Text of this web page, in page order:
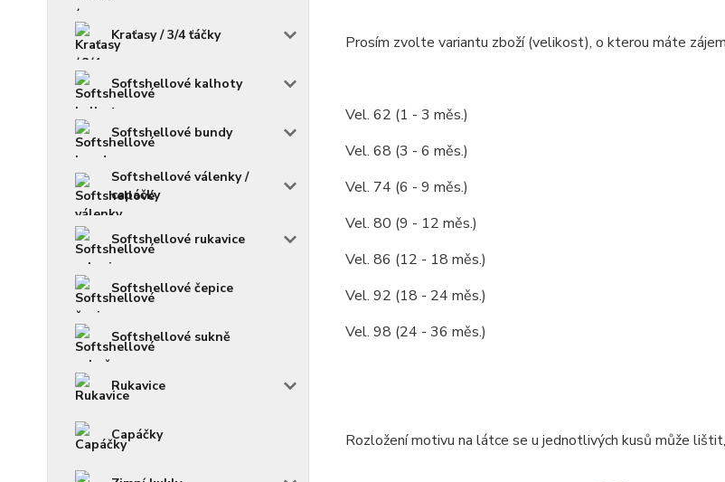
Kraťasy / 3/4 ťáčky
Softshellové kalhoty
Softshellové bundy
Softshellové válenky /
capáčky
Softshellové rukavice
Softshellové čepice
Softshellové sukně
Rukavice
Capáčky
Prosím zvolte variantu zboží (velikost), o kterou máte
Vel. 62 (1 - 3 měs.)
Vel. 68 (3 - 6 měs.)
Vel. 74 (6 - 9 měs.)
Vel. 80 (9 - 12 měs.)
Vel. 86 (12 - 18 měs.)
Vel. 92 (18 - 24 měs.)
Vel. 98 (24 - 36 měs.)
Rozložení motivu na látce se u jednotlivých kusů může